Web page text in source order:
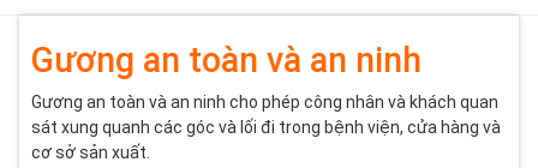
Gương an toàn và an ninh
Gương an toàn và an ninh cho phép công nhân và khách quan
sát xung quanh các góc và lối đi trong bệnh viện, cửa hàng và
cơ sở sản xuất.